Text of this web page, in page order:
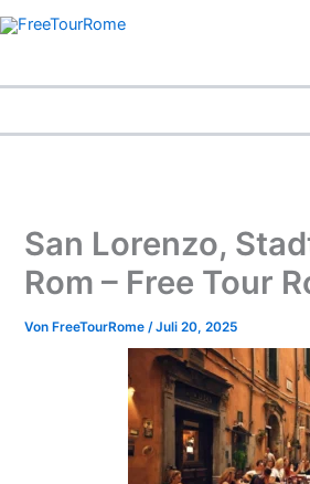
Zum
Inhalt
San Lorenzo,
Rom – Free Tour
Von FreeTourRome/Juli 20, 2025